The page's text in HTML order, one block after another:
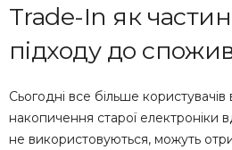
Trade-In як
підходу до
Сьогодні все більше користувачів
накопичення старої електроніки
не використовуються, можуть